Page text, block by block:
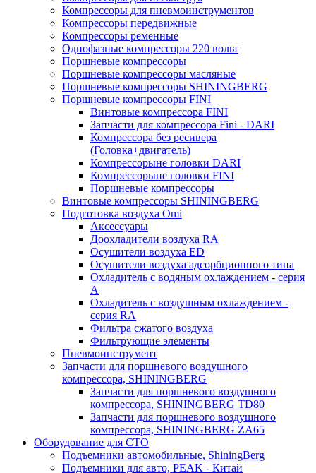
Компрессоры для пневмоинструментов
Компрессоры передвижные
Компрессоры ременные
Однофазные компрессоры 220 вольт
Поршневые компрессоры
Поршневые компрессоры масляные
Поршневые компрессоры SHININGBERG
Поршневые компрессоры FINI
Винтовые компрессора FINI
Запчасти для компрессора Fini - DARI
Компрессора без ресивера
(Головка+двигатель)
Компрессорыне головки DARI
Компрессорыне головки FINI
Поршневые компрессоры
Винтовые компрессоры SHININGBERG
Подготовка воздуха Omi
Аксессуары
Доохладители воздуха RA
Осушители воздуха ED
Осушители воздуха адсорбционного типа
Охладитель с водяным охлаждением - серия
A
Охладитель с воздушным охлаждением -
серия RA
Фильтра сжатого воздуха
Фильтрующие элементы
Пневмоинструмент
Запчасти для поршневого воздушного
компрессора, SHININGBERG
Запчасти для поршневого воздушного
компрессора, SHININGBERG TD80
Запчасти для поршневого воздушного
компрессора, SHININGBERG ZA65
Оборудование для СТО
Подъемники автомобильные, ShiningBerg
Подъемники для авто, PEAK - Китай